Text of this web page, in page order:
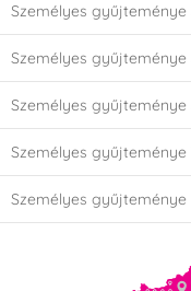
Személyes gyűjteménye
Személyes gyűjteménye
Személyes gyűjteménye
Személyes gyűjteménye
Személyes gyűjteménye